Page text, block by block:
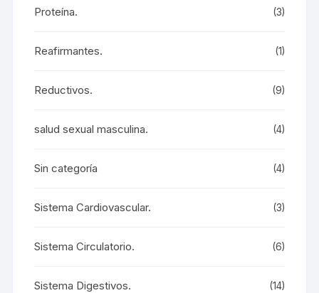
Proteína. (3)
Reafirmantes. (1)
Reductivos. (9)
salud sexual masculina. (4)
Sin categoría (4)
Sistema Cardiovascular. (3)
Sistema Circulatorio. (6)
Sistema Digestivos. (14)